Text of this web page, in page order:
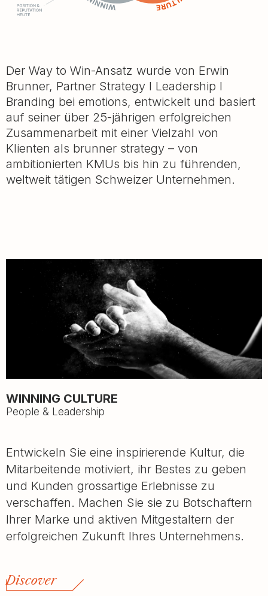
Der Way to Win-Ansatz wurde von Erwin
Brunner, Partner Strategy I Leadership I
Branding bei emotions, entwickelt und basiert
auf seiner über 25-jährigen erfolgreichen
Zusammenarbeit mit einer Vielzahl von
Klienten als brunner strategy – von
ambitionierten KMUs bis hin zu führenden,
weltweit tätigen Schweizer Unternehmen.
WINNING CULTURE
People & Leadership
Entwickeln Sie eine inspirierende Kultur, die
Mitarbeitende motiviert, ihr Bestes zu geben
und Kunden grossartige Erlebnisse zu
verschaffen. Machen Sie sie zu Botschaftern
Ihrer Marke und aktiven Mitgestaltern der
erfolgreichen Zukunft Ihres Unternehmens.
Discover